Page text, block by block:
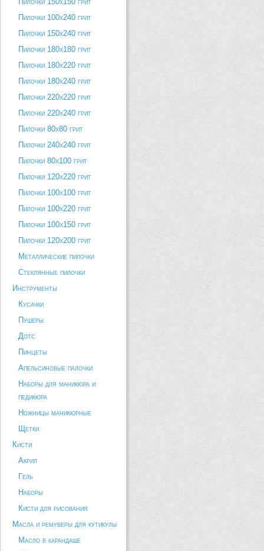
Пилочки 100х240 грит
Пилочки 150х240 грит
Пилочки 180х180 грит
Пилочки 180х220 грит
Пилочки 180х240 грит
Пилочки 220х220 грит
Пилочки 220х240 грит
Пилочки 80х80 грит
Пилочки 240х240 грит
Пилочки 80х100 грит
Пилочки 120х220 грит
Пилочки 100х100 грит
Пилочки 100х220 грит
Пилочки 100х150 грит
Пилочки 120х200 грит
Металлические пилочки
Стеклянные пилочки
Инструменты
Кусачки
Пушеры
Дотс
Пинцеты
Апельсиновые палочки
Наборы для маникюра и
педикюра
Ножницы маникюрные
Щетки
Кисти
Акрил
Гель
Наборы
Кисти для рисования
Масла и ремуверы для кутикулы
Масло в карандаше